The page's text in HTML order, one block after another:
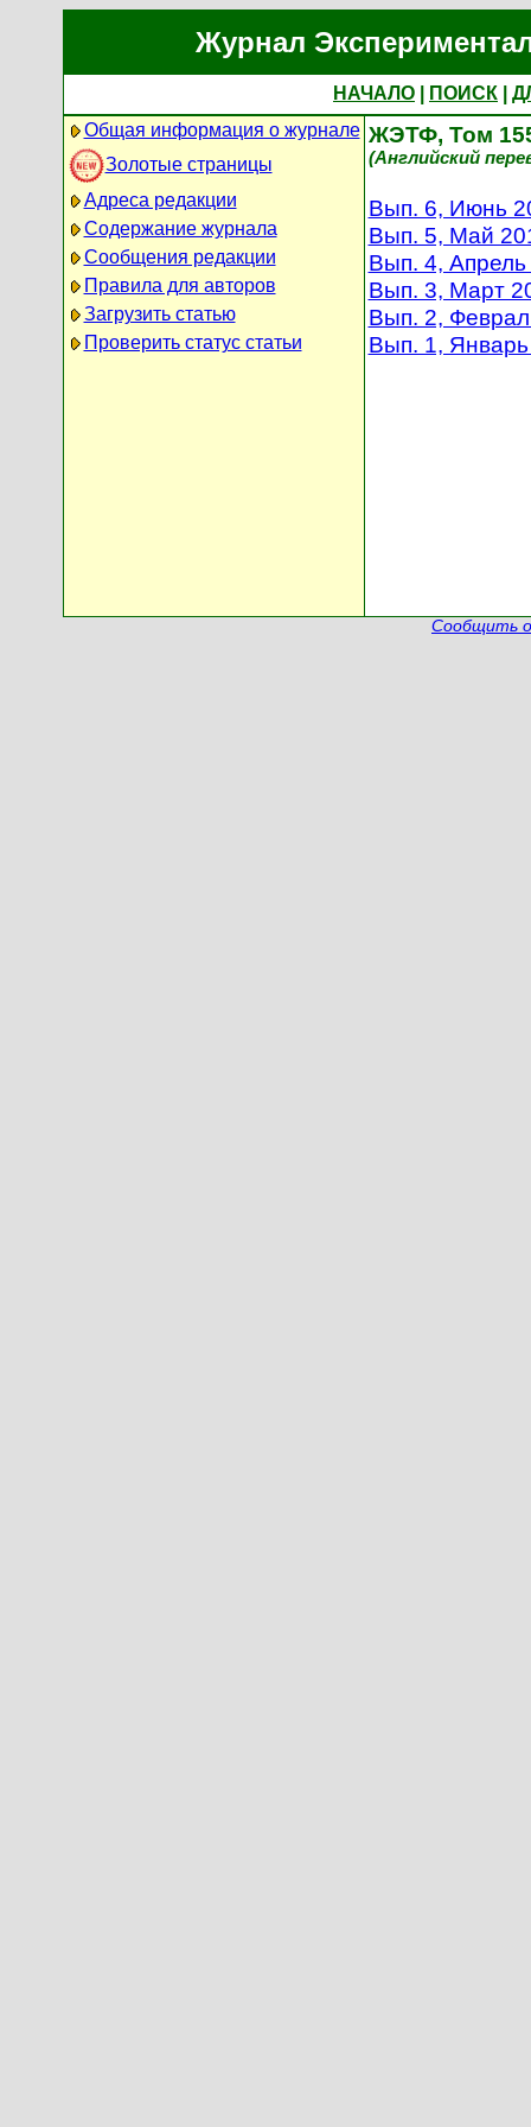
Журнал
НАЧАЛО ПОИСК
Общая информация о журнале
Золотые страницы
Адреса редакции
Содержание журнала
Сообщения редакции
Правила для авторов
Загрузить статью
Проверить статус статьи
ЖЭТФ, Том
(Английский
Вып. 6, Июнь
Вып. 5, Май
Вып. 4, Апрель
Вып. 3, Март
Вып. 2,
Вып. 1,
Сообщить о